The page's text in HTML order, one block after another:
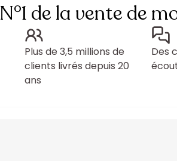
N°1 de la vente de
Plus de 3,5 millions de
clients livrés depuis 20
ans
Des